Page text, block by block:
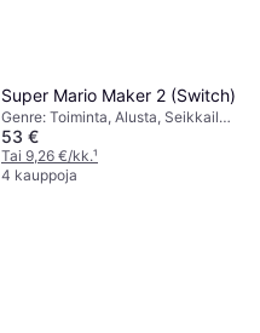
Super Mario Maker 2 (Switch)
Genre: Toiminta, Alusta, Seikkailu,
PEGI-ikärajaus: 3
53 €
Tai 9,26 €/kk.¹
4 kauppoja